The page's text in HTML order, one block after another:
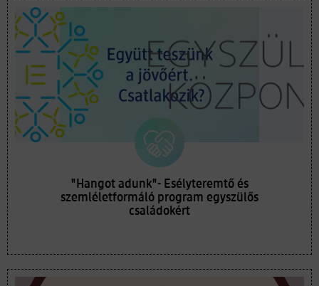
"Hangot adunk"- Esélyteremtő és
szemléletformáló program egyszülős
családokért